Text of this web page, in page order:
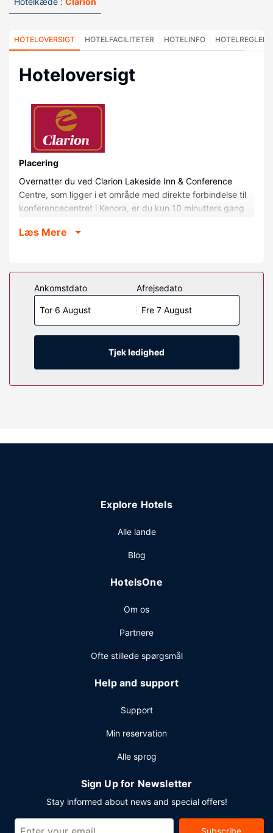
HOTELOVERSIGT HOTELFACILITETER HOTELINFO HOTELREGLER
Hoteloversigt
Placering
Overnatter du ved Clarion Lakeside Inn & Conference
Centre, som ligger i et område med direkte forbindelse til
konferencecentret i Kenora, er du kun 10 minutters gang
Woods Museum. Dette hotel med golffaciliteter ligger 0,1
Føl dig hjemme i et af de 94 værelser, der indeholder
køleskab og mikrobølgeovn. Sengen på dit værelse er
udstyret med topmadras. Der er et 50-tommers
fladskærms-tv med digitale kanaler, som sørger for
underholdningen, og med gratis Wi-Fi kan du altid komme
på nettet. Værelset har et privat badeværelse med bruser
samt brusehoved med spredningseffekt og hårtørrer.
Ejendomsfacilitet
desuden picnicområde, gratis brug af nærliggende
forretningscenter, hurtig udtjekning og en døgnåben
dette hotel er der et område på 627 kvadratmeter til
mødelokaler. Autocamper- og lastbilparkering er til
Læs Mere
Ankomstdato
Tor 6 August
Afrejsedato
Fre 7 August
Tjek ledighed
Explore Hotels
Alle lande
Blog
HotelsOne
Om os
Partnere
Ofte stillede spørgsmål
Help and support
Support
Min reservation
Alle sprog
Sign Up for Newsletter
Stay informed about news and special offers!
Subscribe